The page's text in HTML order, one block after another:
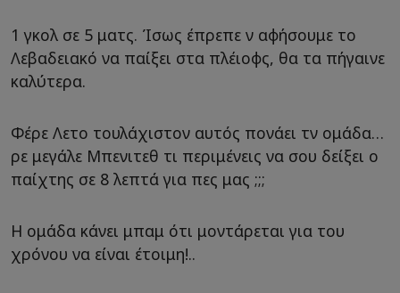
1 γκολ σε 5 ματς. Ίσως έπρεπε ν αφήσουμε το
Λεβαδειακό να παίξει στα πλέιοφς, θα τα πήγαινε
καλύτερα.
Φέρε Λετο τουλάχιστον αυτός πονάει τν ομάδα…
ρε μεγάλε Μπενιτεθ τι περιμένεις να σου δείξει ο
παίχτης σε 8 λεπτά για πες μας ;;;
Η ομάδα κάνει μπαμ ότι μοντάρεται για του
χρόνου να είναι έτοιμη!..